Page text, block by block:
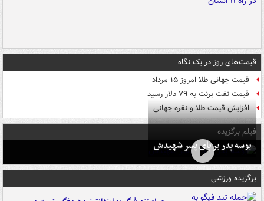
قیمت‌های روز در یک نگاه
قیمت جهانی طلا امروز ۱۵ مرداد
قیمت نفت برنت به ۷۹ دلار رسید
افزایش قیمت طلا و نقره جهانی
فیلم برگزیده
بوسه‌ پدر بر پای پسر شهیدش
برگزیده ورزشی